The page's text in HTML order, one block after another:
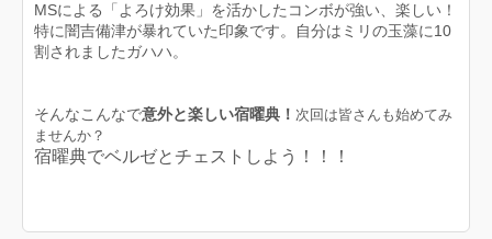
MSによる「よろけ効果」を活かしたコンボが強い、楽しい！
特に闇吉備津が暴れていた印象です。自分はミリの玉藻に10
割されましたガハハ。
そんなこんなで意外と楽しい宿曜典！ 次回は皆さんも始めてみ
ませんか？
宿曜典でベルゼとチェストしよう！！！